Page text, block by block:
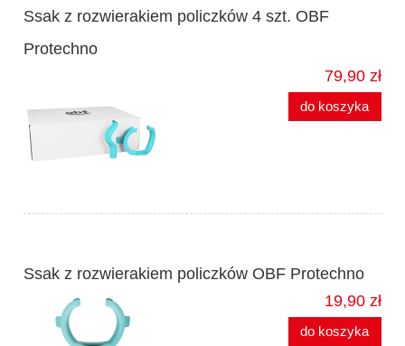
Ssak z rozwierakiem policzków 4 szt. OBF
Protechno
79,90 zł
do koszyka
Ssak z rozwierakiem policzków OBF Protechno
19,90 zł
do koszyka